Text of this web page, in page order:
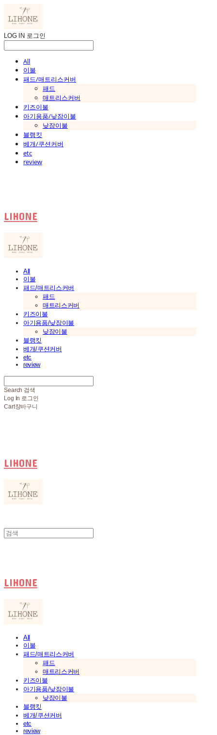
LOG IN 로그인
All
이불
패드/매트리스커버
패드
매트리스커버
키즈이불
아기용품/낮잠이불
낮잠이불
블랭킷
베개/쿠션커버
etc
review
LIHONE
All
이불
패드/매트리스커버
패드
매트리스커버
키즈이불
아기용품/낮잠이불
낮잠이불
블랭킷
베개/쿠션커버
etc
review
Search 검색
Log In 로그인
Cart장바구니
LIHONE
LIHONE
All
이불
패드/매트리스커버
패드
매트리스커버
키즈이불
아기용품/낮잠이불
낮잠이불
블랭킷
베개/쿠션커버
etc
review